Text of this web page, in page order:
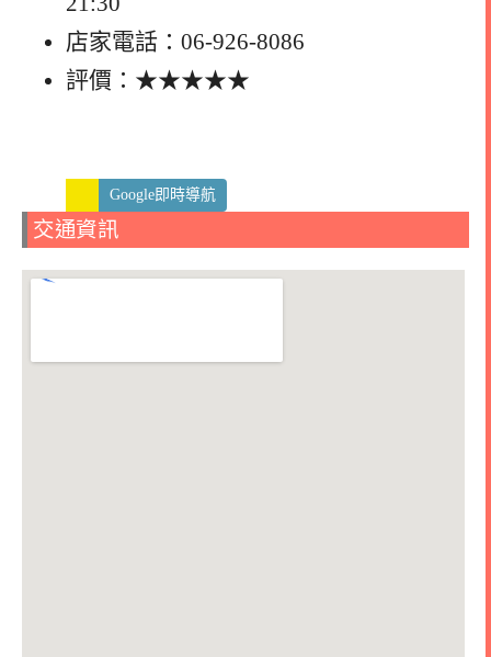
店家電話：06-926-8086
評價：★★★★★
Google即時導航
交通資訊